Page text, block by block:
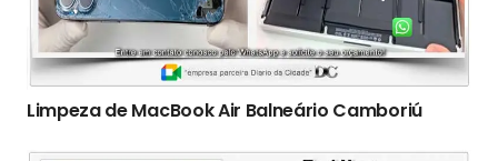
Limpeza de MacBook Air Balneário Camboriú